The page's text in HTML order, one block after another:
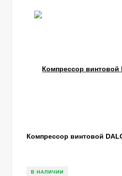
Компрессор винтовой
В НАЛИЧИИ